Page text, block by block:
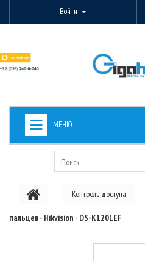
Войти
МЕНЮ
PON ОБОРУДОВАНИЕ
Контроль доступа
пальцев - Hikvision - DS-K1201EF